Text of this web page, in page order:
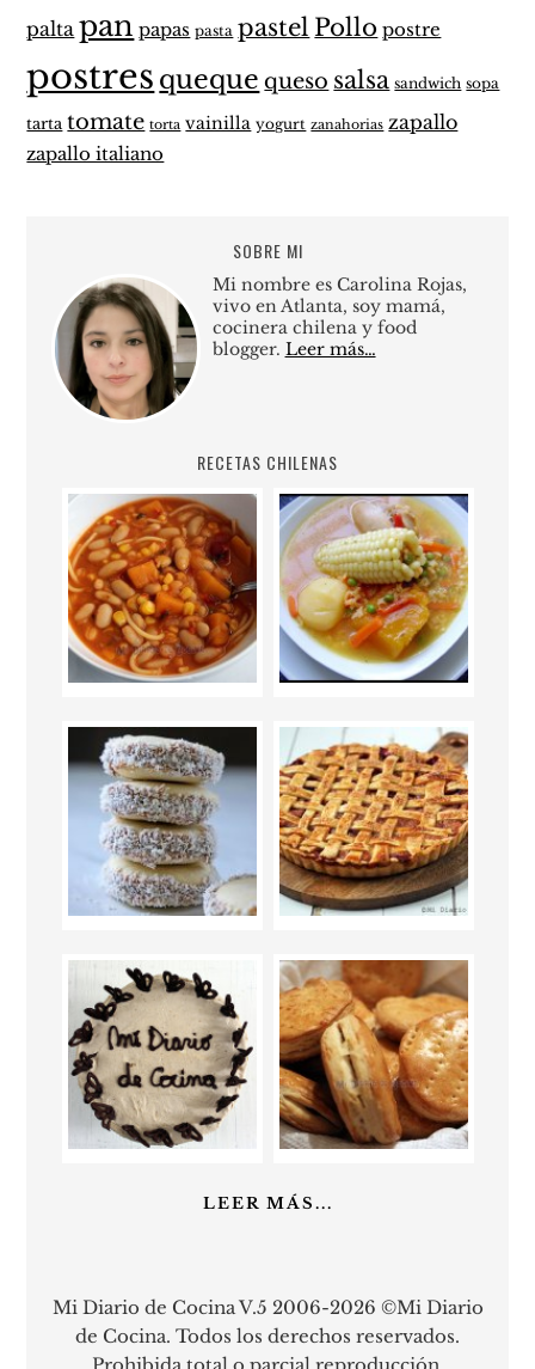
palta pan papas pasta pastel Pollo postre
postres queque queso salsa sandwich sopa
tarta tomate torta vainilla yogurt zanahorias zapallo
zapallo italiano
SOBRE MI
Mi nombre es Carolina Rojas,
vivo en Atlanta, soy mamá,
cocinera chilena y food
blogger. Leer más…
RECETAS CHILENAS
LEER MÁS...
Mi Diario de Cocina V.5 2006-2026 ©Mi Diario
de Cocina. Todos los derechos reservados.
Prohibida total o parcial reproducción.